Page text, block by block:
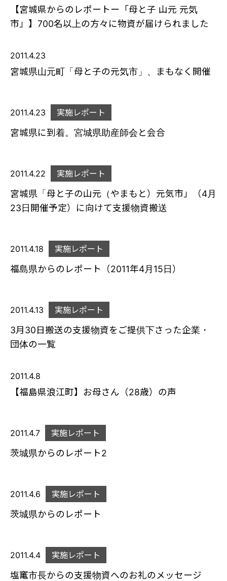
【宮城県からのレポートー「母と子 山元 元気
市」】700名以上の方々に物資が届けられました
2011.4.23
宮城県山元町「母と子の元気市」、まもなく開催
2011.4.23 実施レポート
宮城県に到着。宮城県助産師会と会合
2011.4.22 実施レポート
宮城県「母と子の山元（やまもと）元気市」（4月
23日開催予定）に向けて支援物資搬送
2011.4.18 実施レポート
福島県からのレポート（2011年4月15日）
2011.4.13 実施レポート
3月30日搬送の支援物資をご提供下さった企業・
団体の一覧
2011.4.8
【福島県浪江町】お母さん（28歳）の声
2011.4.7 実施レポート
茨城県からのレポート2
2011.4.6 実施レポート
茨城県からのレポート
2011.4.4 実施レポート
塩竃市長からの支援物資へのお礼のメッセージ